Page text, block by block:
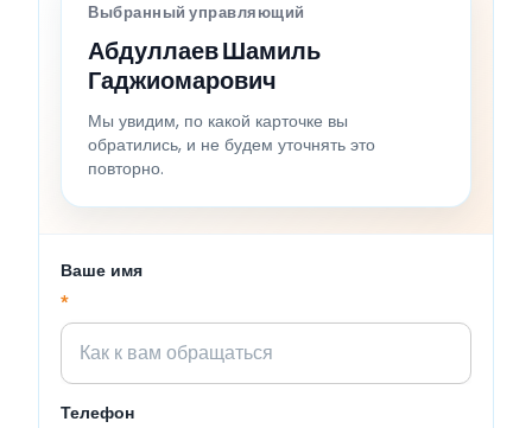
Выбранный управляющий
Абдуллаев Шамиль
Гаджиомарович
Мы увидим, по какой карточке вы
обратились, и не будем уточнять это
повторно.
Ваше имя
*
Телефон